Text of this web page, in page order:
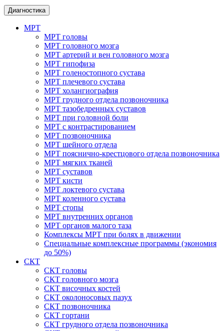
Диагностика
МРТ
МРТ головы
МРТ головного мозга
МРТ артерий и вен головного мозга
МРТ гипофиза
МРТ голеностопного сустава
МРТ плечевого сустава
МРТ холангиография
МРТ грудного отдела позвоночника
МРТ тазобедренных суставов
МРТ при головной боли
МРТ с контрастированием
МРТ позвоночника
МРТ шейного отдела
МРТ пояснично-крестцового отдела позвоночника
МРТ мягких тканей
МРТ суставов
МРТ кисти
МРТ локтевого сустава
МРТ коленного сустава
МРТ стопы
МРТ внутренних органов
МРТ органов малого таза
Комплексы МРТ при болях в движении
Специальные комплексные программы (экономия
до 50%)
СКТ
СКТ головы
СКТ головного мозга
СКТ височных костей
СКТ околоносовых пазух
СКТ позвоночника
СКТ гортани
СКТ грудного отдела позвоночника